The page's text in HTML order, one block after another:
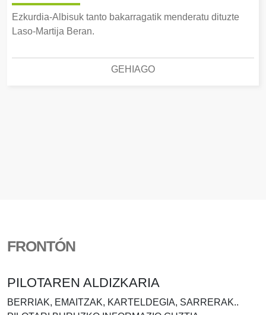
Ezkurdia-Albisuk tanto bakarragatik menderatu dituzte
Laso-Martija Beran.
GEHIAGO
FRONTÓN
PILOTAREN ALDIZKARIA
BERRIAK, EMAITZAK, KARTELDEGIA, SARRERAK..